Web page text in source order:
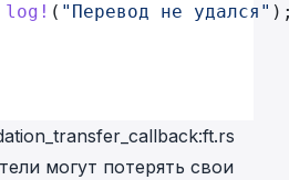
( "Перевод не удался"
могут потерять свои